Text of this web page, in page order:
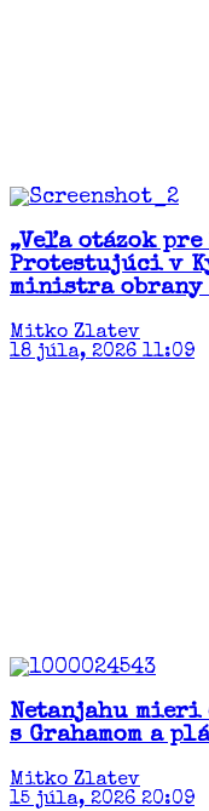
„Veľa otázok pre
Protestujúci v
ministra obrany
Mitko Zlatev
18 júla, 2026 11:09
Netanjahu mieri
s Grahamom a
Mitko Zlatev
15 júla, 2026 20:09